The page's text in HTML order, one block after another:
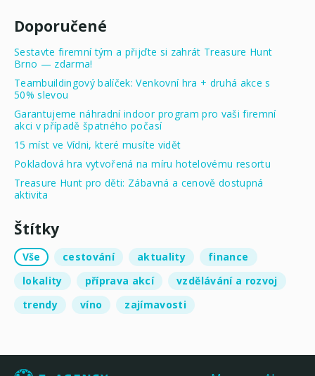
Doporučené
Sestavte firemní tým a přijďte si zahrát Treasure Hunt
Brno — zdarma!
Teambuildingový balíček: Venkovní hra + druhá akce s
50% slevou
Garantujeme náhradní indoor program pro vaši firemní
akci v případě špatného počasí
15 míst ve Vídni, které musíte vidět
Pokladová hra vytvořená na míru hotelovému resortu
Treasure Hunt pro děti: Zábavná a cenově dostupná
aktivita
Štítky
Vše cestování aktuality
finance
lokality
příprava akcí
vzdělávání a rozvoj
trendy
víno zajímavosti